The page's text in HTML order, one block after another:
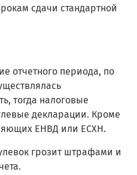
сдачи стандартной
отчетного периода, по
тогда налоговые
декларации. Кроме
ЕНВД или ЕСХН.
грозит штрафами и